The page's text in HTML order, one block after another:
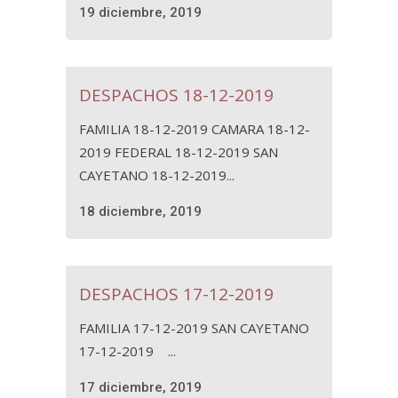
19 diciembre, 2019
DESPACHOS 18-12-2019
FAMILIA 18-12-2019 CAMARA 18-12-
2019 FEDERAL 18-12-2019 SAN
CAYETANO 18-12-2019...
18 diciembre, 2019
DESPACHOS 17-12-2019
FAMILIA 17-12-2019 SAN CAYETANO
17-12-2019 ...
17 diciembre, 2019